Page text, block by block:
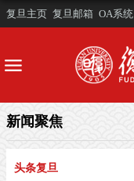
复旦主页 复旦邮箱 OA系统
新闻聚焦
头条复旦